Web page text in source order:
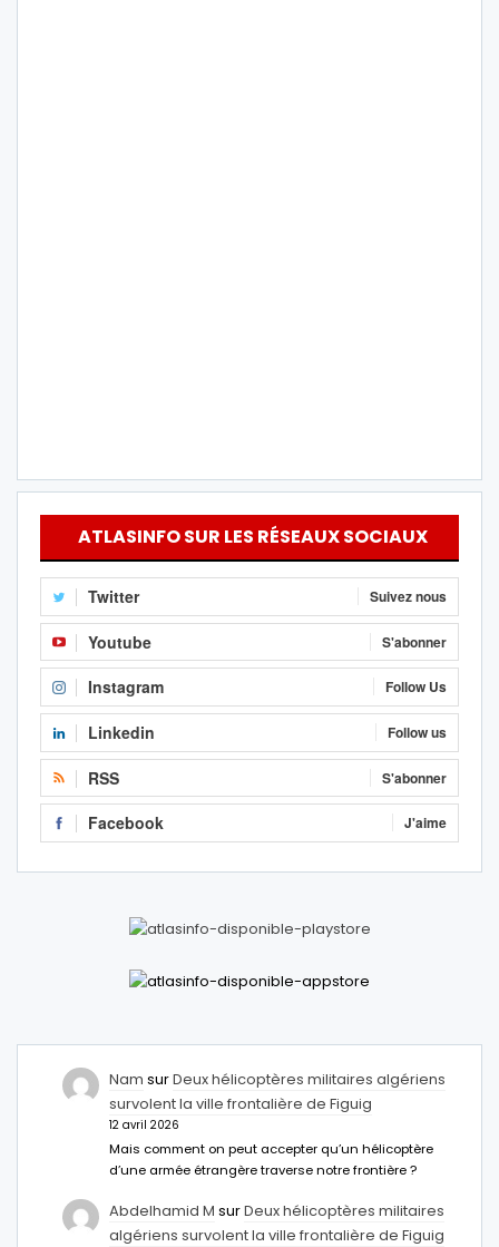
ATLASINFO SUR LES RÉSEAUX SOCIAUX
Twitter Suivez nous
Youtube S'abonner
Instagram Follow Us
Linkedin Follow us
RSS S'abonner
Facebook J'aime
Nam surDeux hélicoptères militaires algériens
survolent la ville frontalière de Figuig
12 avril 2026
Mais comment on peut accepter qu’un hélicoptère
d’une armée étrangère traverse notre frontière ?
Abdelhamid M surDeux hélicoptères militaires
algériens survolent la ville frontalière de Figuig